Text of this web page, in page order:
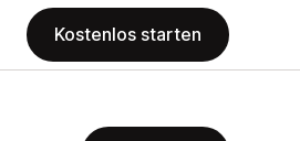
Kostenlos starten